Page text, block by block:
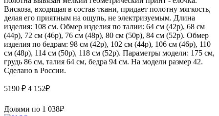
Вискоза, входящая в состав ткани, придает полотну мягкость,
делая его приятным на ощупь, не электризуемым. Длина
изделия: 108 см. Обмер изделия по талии: 64 см (42р), 68 см
(44р), 72 см (46р), 76 см (48р), 80 см (50р), 84 см (52р). Обмер
изделия по бедрам: 98 см (42р), 102 см (44р), 106 см (46р), 110
см (48р), 114 см (50р), 118 см (52р). Параметры модели: 175 см,
грудь 86 см, талия 64 см, бедра 94 см. На модели размер 42.
Сделано в России.
5190 ₽ 4 152₽
Долями по 1 038₽